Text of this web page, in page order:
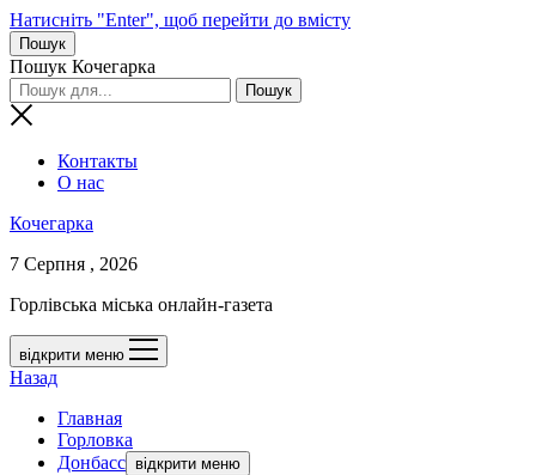
Натисніть "Enter", щоб перейти до вмісту
Пошук
Пошук Кочегарка
Контакты
О нас
Кочегарка
7 Серпня , 2026
Горлівська міська онлайн-газета
відкрити меню
Назад
Главная
Горловка
Донбасс відкрити меню